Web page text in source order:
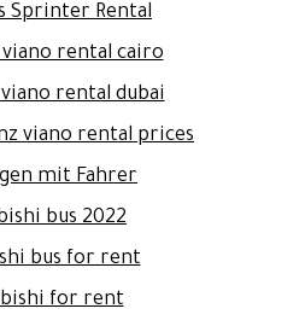
Sprinter Rental
rental cairo
rental dubai
viano rental prices
mit Fahrer
bus 2022
bus for rent
for rent